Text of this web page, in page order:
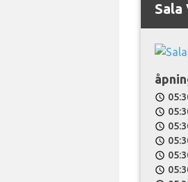
Sala
schedule
schedule
schedule
schedule
schedule
schedule